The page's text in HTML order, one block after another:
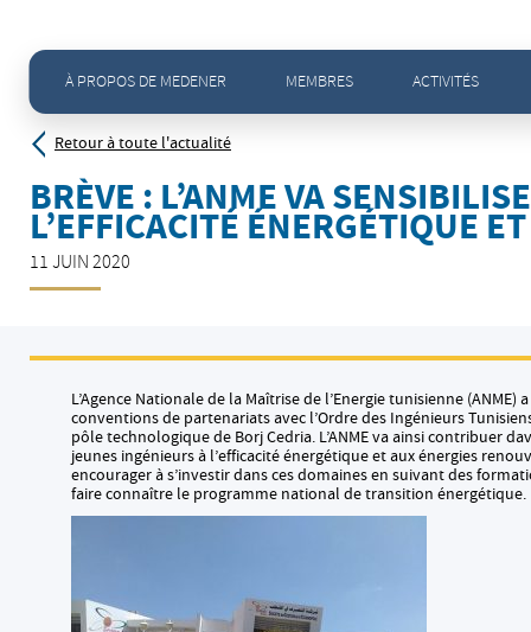
À PROPOS DE MEDENER MEMBRES ACTIVITÉS
Accueil> Actualités - Toute l'actualité> Brève : L’ANME va sensibiliser les jeunes ingénieurs à
Retour à toute l'actualité
BRÈVE : L’ANME VA
L’EFFICACITÉ ÉNERGÉTIQUE
11 JUIN 2020
L’Agence Nationale de la Maîtrise de l’Energie tunisienne (ANME)
conventions de partenariats avec l’Ordre des Ingénieurs
pôle technologique de Borj Cedria. L’ANME va ainsi contribuer
jeunes ingénieurs à l’efficacité énergétique et aux énergies
encourager à s’investir dans ces domaines en suivant des
faire connaître le programme national de transition énergétique.